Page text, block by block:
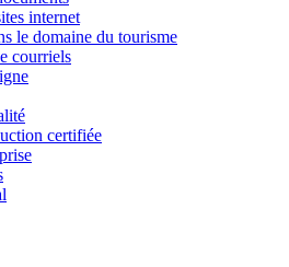
internet
le domaine du tourisme
courriels
certifiée